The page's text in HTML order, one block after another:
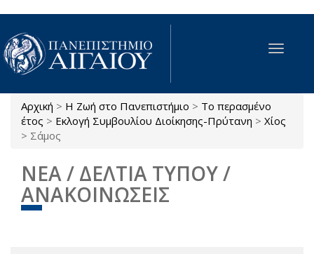
Παράκαμψη προς το κυρίως περιεχόμενο
Toggle
Είστε εδώ
Αρχική > Η Ζωή στο Πανεπιστήμιο > Το περασμένο
έτος > Εκλογή Συμβουλίου Διοίκησης-Πρύτανη > Χίος
> Σάμος
ΝΕΑ / ΔΕΛΤΙΑ ΤΥΠΟΥ /
ΑΝΑΚΟΙΝΩΣΕΙΣ